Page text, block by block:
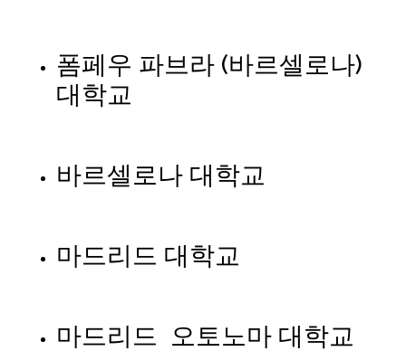
폼페우 파브라 (바르셀로나)
대학교
바르셀로나 대학교
마드리드 대학교
마드리드 오토노마 대학교